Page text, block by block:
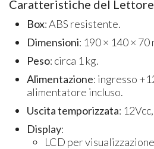
Caratteristiche del Lettore
Box: ABS resistente.
Dimensioni: 190 × 140 × 70
Peso: circa 1 kg.
Alimentazione: ingresso
alimentatore incluso.
Uscita temporizzata:
Display:
LCD per